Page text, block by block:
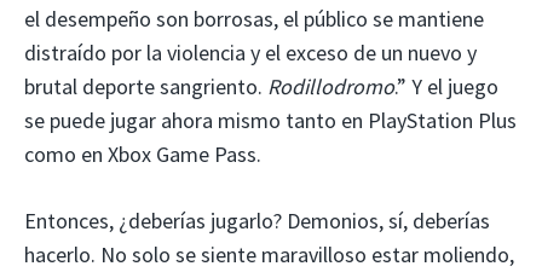
el desempeño son borrosas, el público se mantiene
distraído por la violencia y el exceso de un nuevo y
brutal deporte sangriento. Rodillodromo.” Y el juego
se puede jugar ahora mismo tanto en PlayStation Plus
como en Xbox Game Pass.
Entonces, ¿deberías jugarlo? Demonios, sí, deberías
hacerlo. No solo se siente maravilloso estar moliendo,